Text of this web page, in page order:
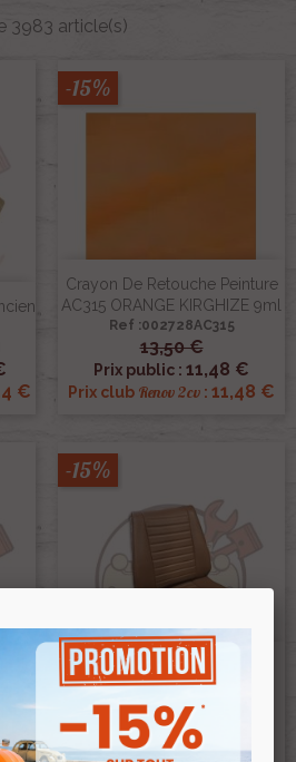
3983 article(s)
€
Crayon De Retouche Peinture
AC315 ORANGE KIRGHIZE 9ml
Ref :002728AC315
13,50 €
Prix public : 11,48 €
Prix club Renov 2cv : 11,48 €
-15%
Garniture Siège Avant Droit
Ami8 Marron Perforé
Ref :002483
106,00 €
Prix public :90,10 €
-15%